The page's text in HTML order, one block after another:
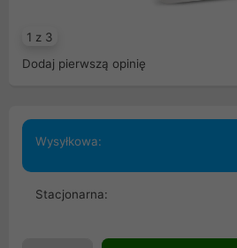
1 z 3
Dodaj pierwszą opinię
Wysyłkowa:
Stacjonarna: